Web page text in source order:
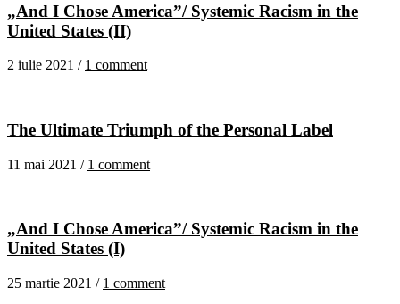
„And I Chose America”/ Systemic Racism in the
United States (II)
2 iulie 2021 / 1 comment
The Ultimate Triumph of the Personal Label
11 mai 2021 / 1 comment
„And I Chose America”/ Systemic Racism in the
United States (I)
25 martie 2021 / 1 comment